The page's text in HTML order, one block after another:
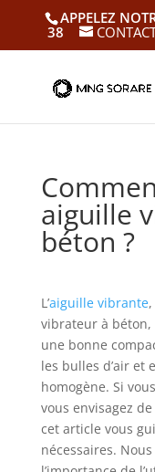
APPELEZ
38
aiguille
béton ?
L’aiguille vibrante,
vibrateur à
une bonne
les bulles d’air et
homogène. Si
vous envisagez
cet article vous
nécessaires.